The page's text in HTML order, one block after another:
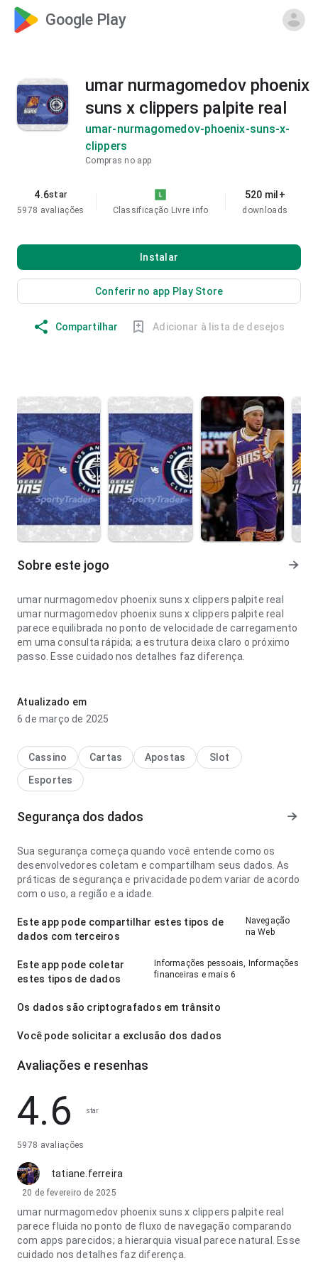
Google Play
umar nurmagomedov phoenix
suns x clippers palpite real
umar-nurmagomedov-phoenix-suns-x-
clippers
Compras no app
4.6star
5978 avaliações
Classificação Livre info
520 mil+
downloads
Instalar
Conferir no app Play Store
Compartilhar Adicionar à lista de desejos
Sobre este jogo
umar nurmagomedov phoenix suns x clippers palpite real
umar nurmagomedov phoenix suns x clippers palpite real
parece equilibrada no ponto de velocidade de carregamento
em uma consulta rápida; a estrutura deixa claro o próximo
passo. Esse cuidado nos detalhes faz diferença.
parece objetiva no ponto de velocidade de carregamento
com conexão mais lenta; a resposta é previsível. Esse
equilíbrio torna o app mais interessante para testar.
Atualizado em
6 de março de 2025
Cassino Cartas Apostas
Slot
Esportes
Segurança dos dados
Sua segurança começa quando você entende como os
desenvolvedores coletam e compartilham seus dados. As
práticas de segurança e privacidade podem variar de acordo
com o uso, a região e a idade.
Este app pode compartilhar estes tipos de
dados com terceiros
Navegação
na Web
Este app pode coletar
estes tipos de dados
Informações pessoais, Informações
financeiras e mais 6
Os dados são criptografados em trânsito
Você pode solicitar a exclusão dos dados
Avaliações e resenhas
4.6 star
5978 avaliações
tatiane.ferreira
20 de fevereiro de 2025
umar nurmagomedov phoenix suns x clippers palpite real
parece fluida no ponto de fluxo de navegação comparando
com apps parecidos; a hierarquia visual parece natural. Esse
cuidado nos detalhes faz diferença.